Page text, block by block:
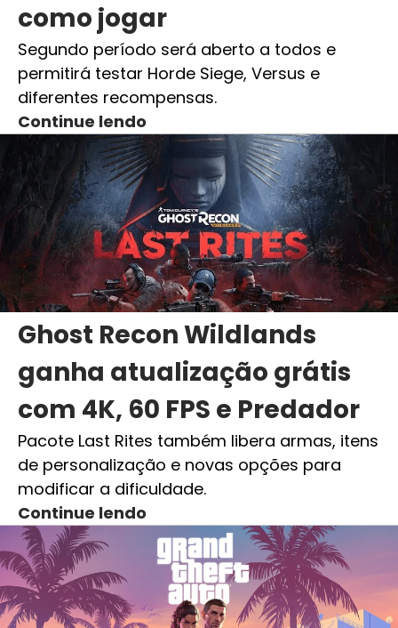
como jogar
Segundo período será aberto a todos e
permitirá testar Horde Siege, Versus e
diferentes recompensas.
Continue lendo
Ghost Recon Wildlands
ganha atualização grátis
com 4K, 60 FPS e Predador
Pacote Last Rites também libera armas, itens
de personalização e novas opções para
modificar a dificuldade.
Continue lendo